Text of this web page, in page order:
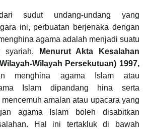
sudut undang-undang yang
ini, perbuatan berjenaka dengan
agama adalah menjadi suatu
syariah.
Menurut Akta Kesalahan
Wilayah Persekutuan) 1997,
menghina agama Islam atau
Islam dipandang hina serta
amalan atau upacara yang
agama Islam boleh disabitkan
Hal ini tertakluk di bawah